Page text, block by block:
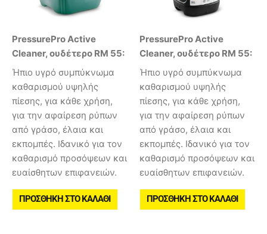
PressurePro Active
Cleaner, ουδέτερο RM 55:
Ήπιο υγρό συμπύκνωμα
καθαρισμού υψηλής
πίεσης, για κάθε χρήση,
για την αφαίρεση ρύπων
από γράσο, έλαια και
εκπομπές. Ιδανικό για τον
καθαρισμό προσόψεων και
ευαίσθητων επιφανειών.
ΠΡΟΣΘΉΚΗ ΣΤΟ ΚΑΛΆΘΙ
PressurePro Active
Cleaner, ουδέτερο RM 55:
Ήπιο υγρό συμπύκνωμα
καθαρισμού υψηλής
πίεσης, για κάθε χρήση,
για την αφαίρεση ρύπων
από γράσο, έλαια και
εκπομπές. Ιδανικό για τον
καθαρισμό προσόψεων και
ευαίσθητων επιφανειών.
ΠΡΟΣΘΉΚΗ ΣΤΟ ΚΑΛΆΘΙ